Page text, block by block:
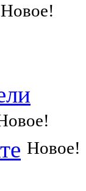
Новое!
Новое!